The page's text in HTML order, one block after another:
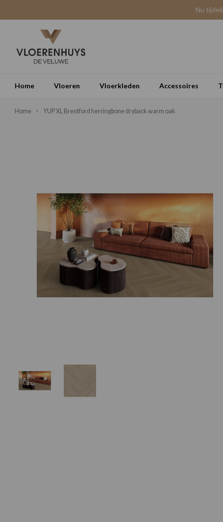
Nu
Home Vloeren Vloerkleden Accessoires
Home YUP XL Brentford herringbone dryback warm oak